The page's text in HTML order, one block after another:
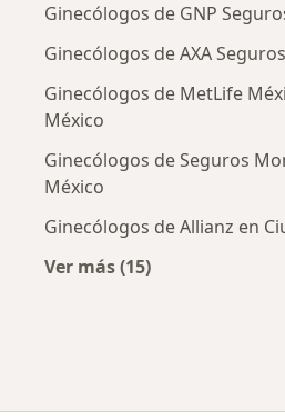
Ginecólogos de GNP
Ginecólogos de AXA
Ginecólogos de MetLife
México
Ginecólogos de Seguros
México
Ginecólogos de Allianz en
Ver más (15)